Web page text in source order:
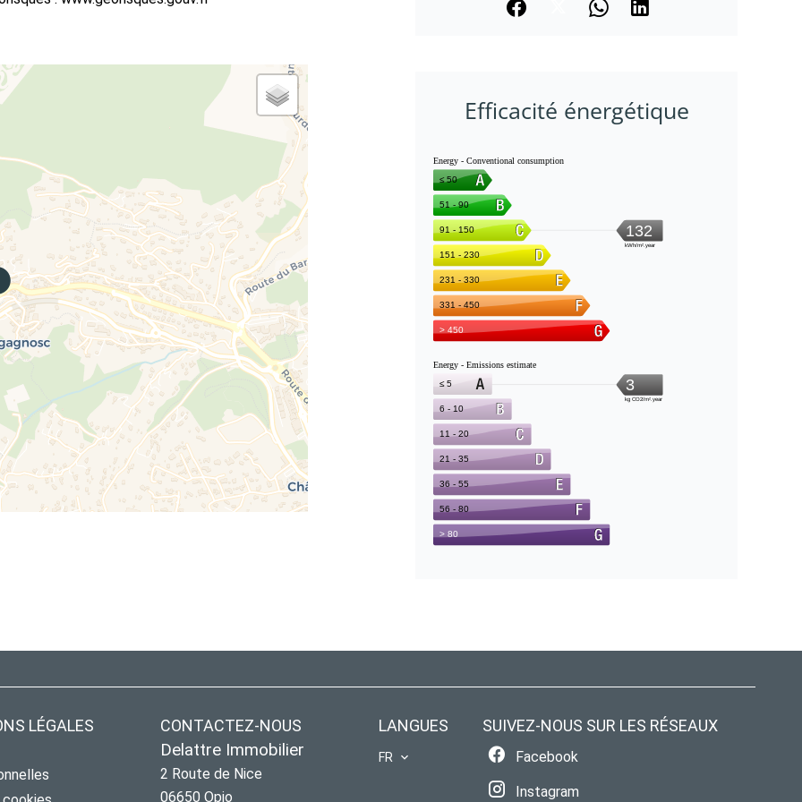
Efficacité énergétique
LÉGALES CONTACTEZ-NOUS
Delattre Immobilier
2 Route de Nice
06650 Opio
LANGUES
FR
SUIVEZ-NOUS SUR LES RÉSEAUX
Facebook
Instagram